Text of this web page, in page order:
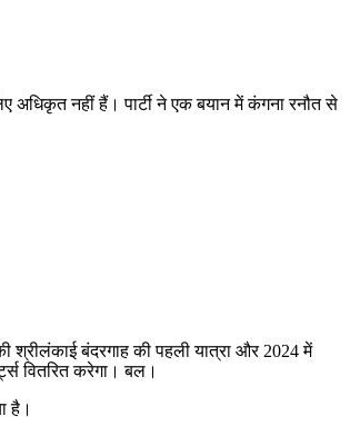
अधिकृत नहीं हैं। पार्टी ने एक बयान में कंगना रनौत से
श्रीलंकाई बंदरगाह की पहली यात्रा और 2024 में
वितरित करेगा। बल।
है।